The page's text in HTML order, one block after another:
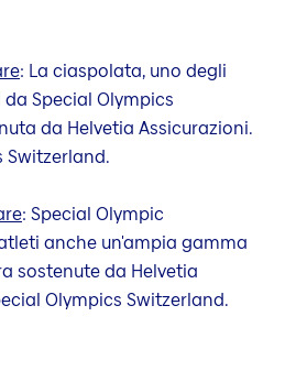
: La ciaspolata, uno degli
Special Olympics
da Helvetia Assicurazioni.
Switzerland.
: Special Olympic
anche un'ampia gamma
sostenute da Helvetia
Olympics Switzerland.